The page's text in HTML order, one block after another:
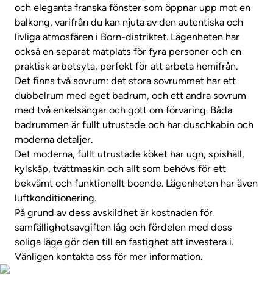
och eleganta franska fönster som öppnar upp mot en
balkong, varifrån du kan njuta av den autentiska och
livliga atmosfären i Born-distriktet. Lägenheten har
också en separat matplats för fyra personer och en
praktisk arbetsyta, perfekt för att arbeta hemifrån.
Det finns två sovrum: det stora sovrummet har ett
dubbelrum med eget badrum, och ett andra sovrum
med två enkelsängar och gott om förvaring. Båda
badrummen är fullt utrustade och har duschkabin och
moderna detaljer.
Det moderna, fullt utrustade köket har ugn, spishäll,
kylskåp, tvättmaskin och allt som behövs för ett
bekvämt och funktionellt boende. Lägenheten har även
luftkonditionering.
På grund av dess avskildhet är kostnaden för
samfällighetsavgiften låg och fördelen med dess
soliga läge gör den till en fastighet att investera i.
Vänligen kontakta oss för mer information.